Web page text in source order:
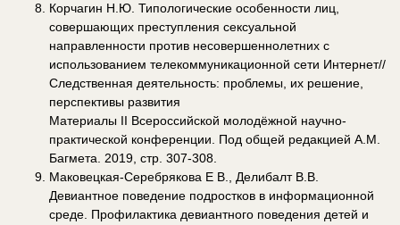
Корчагин Н.Ю. Типологические особенности лиц,
совершающих преступления сексуальной
направленности против несовершеннолетних с
использованием телекоммуникационной сети Интернет//
Следственная деятельность: проблемы, их решение,
перспективы развития
Материалы II Всероссийской молодёжной научно-
практической конференции. Под общей редакцией А.М.
Багмета. 2019, стр. 307-308.
Маковецкая-Серебрякова Е В., Делибалт В.В.
Девиантное поведение подростков в информационной
среде. Профилактика девиантного поведения детей и